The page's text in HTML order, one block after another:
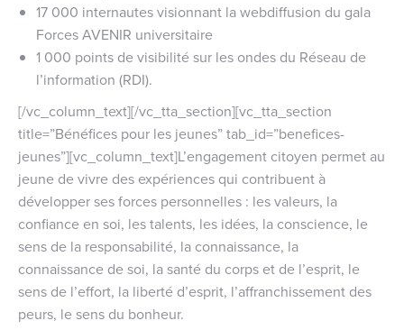
17 000 internautes visionnant la webdiffusion du gala
Forces AVENIR universitaire
1 000 points de visibilité sur les ondes du Réseau de
l’information (RDI).
[/vc_column_text][/vc_tta_section][vc_tta_section
title=”Bénéfices pour les jeunes” tab_id=”benefices-
jeunes”][vc_column_text]L’engagement citoyen permet au
jeune de vivre des expériences qui contribuent à
développer ses forces personnelles : les valeurs, la
confiance en soi, les talents, les idées, la conscience, le
sens de la responsabilité, la connaissance, la
connaissance de soi, la santé du corps et de l’esprit, le
sens de l’effort, la liberté d’esprit, l’affranchissement des
peurs, le sens du bonheur.